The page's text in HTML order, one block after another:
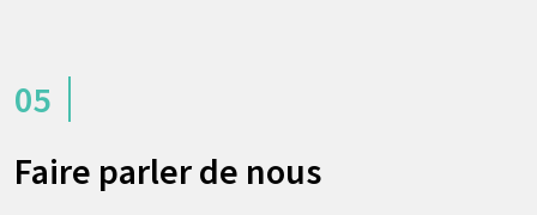
05
Faire parler de nous